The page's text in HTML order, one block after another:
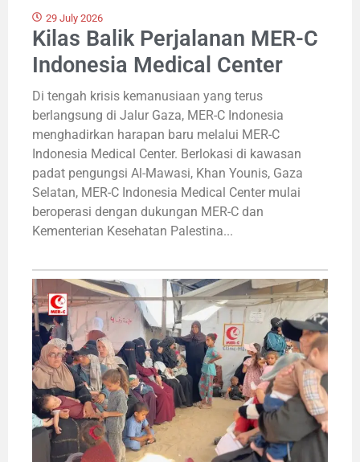
29 July 2026
Kilas Balik Perjalanan MER-C
Indonesia Medical Center
Di tengah krisis kemanusiaan yang terus
berlangsung di Jalur Gaza, MER-C Indonesia
menghadirkan harapan baru melalui MER-C
Indonesia Medical Center. Berlokasi di kawasan
padat pengungsi Al-Mawasi, Khan Younis, Gaza
Selatan, MER-C Indonesia Medical Center mulai
beroperasi dengan dukungan MER-C dan
Kementerian Kesehatan Palestina...